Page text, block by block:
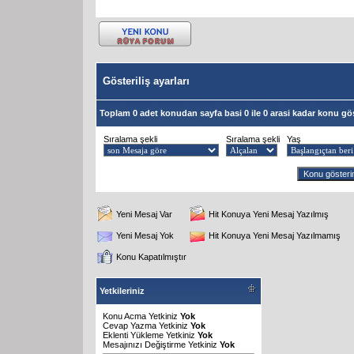
Gösteriliş ayarları
Toplam 0 adet konudan sayfa basi 0 ile 0 arasi kadar konu
Sıralama şekli Sıralama şekli Yaş
Yeni Mesaj Var Hit Konuya Yeni Mesaj Yazılmış
Yeni Mesaj Yok Hit Konuya Yeni Mesaj Yazılmamış
Konu Kapatılmıştır
Yetkileriniz
Konu Acma Yetkiniz Yok
Cevap Yazma Yetkiniz Yok
Eklenti Yükleme Yetkiniz Yok
Mesajınızı Değiştirme Yetkiniz Yok